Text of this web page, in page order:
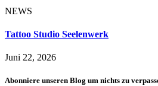
NEWS
Tattoo Studio Seelenwerk
Juni 22, 2026
Abonniere unseren Blog um nichts zu